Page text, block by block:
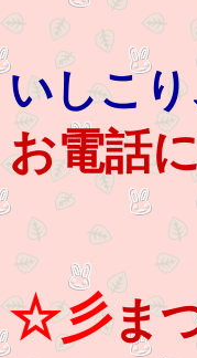
ピ
いしこ
お電話
☆彡ま